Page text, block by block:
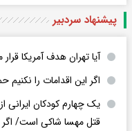
پیشنهاد سردبیر
آیا تهران هدف آمریکا
اگر این اقدامات را
یک چهارم کودکان ایرانی
قتل مهسا شاکی است/ اگر